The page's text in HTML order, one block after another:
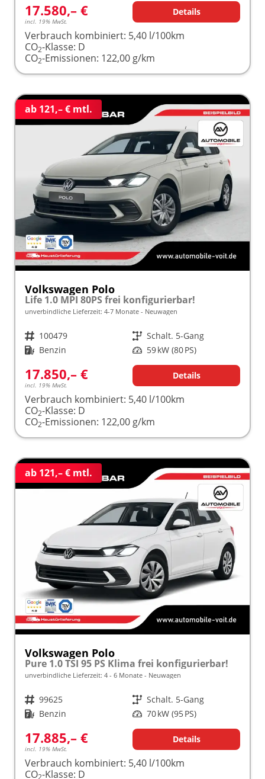
17.580,– €
incl. 19% MwSt.
Details
Verbrauch kombiniert: 5,40 l/100km
CO2-Klasse: D
CO2-Emissionen: 122,00 g/km
ab 121,– € mtl.
Volkswagen Polo
Life 1.0 MPI 80PS frei konfigurierbar!
unverbindliche Lieferzeit: 4-7 Monate Neuwagen
Fahrzeugnr. 100479 Getriebe Schalt. 5-Gang
Kraftstoff Benzin Leistung 59 kW (80 PS)
17.850,– €
incl. 19% MwSt.
Details
Verbrauch kombiniert: 5,40 l/100km
CO2-Klasse: D
CO2-Emissionen: 122,00 g/km
ab 121,– € mtl.
Volkswagen Polo
Pure 1.0 TSI 95 PS Klima frei konfigurierbar!
unverbindliche Lieferzeit: 4 - 6 Monate Neuwagen
Fahrzeugnr. 99625 Getriebe Schalt. 5-Gang
Kraftstoff Benzin Leistung 70 kW (95 PS)
17.885,– €
incl. 19% MwSt.
Details
Verbrauch kombiniert: 5,40 l/100km
CO2-Klasse: D